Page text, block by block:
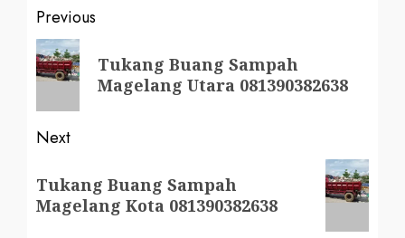
Post
navigation
Previous
Previous
post:
Tukang Buang Sampah
Magelang Utara 081390382638
Next
post:
Tukang Buang Sampah
Magelang Kota 081390382638